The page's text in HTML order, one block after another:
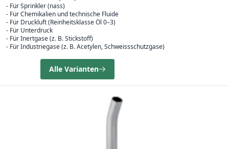
- Für Sprinkler (nass)
- Für Chemikalien und technische Fluide
- Für Druckluft (Reinheitsklasse Öl 0–3)
- Für Unterdruck
- Für Inertgase (z. B. Stickstoff)
- Für Industriegase (z. B. Acetylen, Schweissschutzgase)
Alle Varianten